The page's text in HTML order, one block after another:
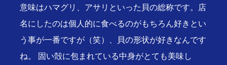
意味はハマグリ、アサリといった貝の総称です。店
名にしたのは個人的に食べるのがもちろん好きとい
う事が一番ですが（笑）、貝の形状が好きなんです
ね。 固い殻に包まれている中身がとても美味し